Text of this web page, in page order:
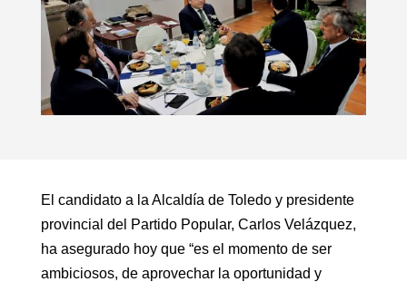
El candidato a la Alcaldía de Toledo y presidente
provincial del Partido Popular, Carlos Velázquez,
ha asegurado hoy que “es el momento de ser
ambiciosos, de aprovechar la oportunidad y